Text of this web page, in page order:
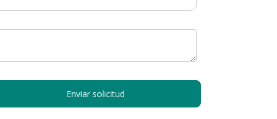
Enviar solicitud